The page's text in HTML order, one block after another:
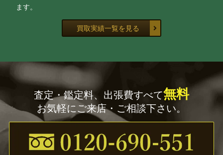
ます。
買取実績一覧を見る
査定・鑑定料、出張費すべて無料
お気軽にご来店・ご相談下さい。